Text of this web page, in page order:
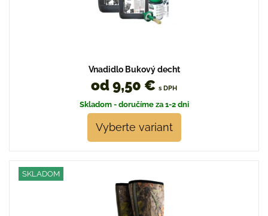
Vnadidlo Bukový decht
od 9,50 € s DPH
Skladom - doručíme za 1-2 dni
Vyberte variant
SKLADOM